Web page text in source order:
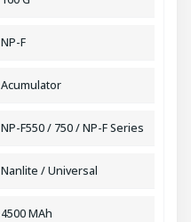
NP-F
Acumulator
NP-F550 / 750 / NP-F Series
Nanlite / Universal
4500 MAh